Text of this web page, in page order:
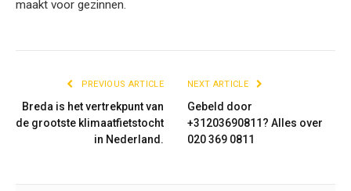
maakt voor gezinnen.
PREVIOUS ARTICLE
Breda is het vertrekpunt van
de grootste klimaatfietstocht
in Nederland.
NEXT ARTICLE
Gebeld door
+31203690811? Alles over
020 369 0811